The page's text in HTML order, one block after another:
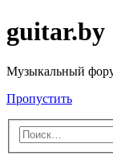
guitar.by
Музыкальный
Пропустить